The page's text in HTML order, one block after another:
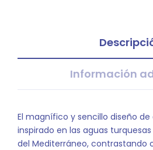
Información
El magnífico y sencillo diseño
inspirado en las aguas
del Mediterráneo, contrastando